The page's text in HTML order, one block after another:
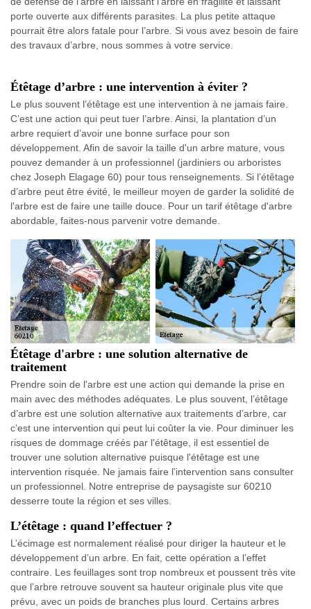
porte ouverte aux différents parasites. La plus petite attaque
pourrait être alors fatale pour l’arbre. Si vous avez besoin de faire
des travaux d’arbre, nous sommes à votre service.
Étêtage d’arbre : une intervention à éviter ?
Le plus souvent l’étêtage est une intervention à ne jamais faire.
C’est une action qui peut tuer l’arbre. Ainsi, la plantation d’un
arbre requiert d’avoir une bonne surface pour son
développement. Afin de savoir la taille d'un arbre mature, vous
pouvez demander à un professionnel (jardiniers ou arboristes
chez Joseph Elagage 60) pour tous renseignements. Si l’étêtage
d’arbre peut être évité, le meilleur moyen de garder la solidité de
l'arbre est de faire une taille douce. Pour un tarif étêtage d'arbre
abordable, faites-nous parvenir votre demande.
Étêtage d'arbre : une solution alternative de
traitement
Prendre soin de l'arbre est une action qui demande la prise en
main avec des méthodes adéquates. Le plus souvent, l’étêtage
d’arbre est une solution alternative aux traitements d’arbre, car
c’est une intervention qui peut lui coûter la vie. Pour diminuer les
risques de dommage créés par l'étêtage, il est essentiel de
trouver une solution alternative puisque l'étêtage est une
intervention risquée. Ne jamais faire l’intervention sans consulter
un professionnel. Notre entreprise de paysagiste sur 60210
desserre toute la région et ses villes.
L’étêtage : quand l’effectuer ?
L’écimage est normalement réalisé pour diriger la hauteur et le
développement d’un arbre. En fait, cette opération a l’effet
contraire. Les feuillages sont trop nombreux et poussent très vite
que l’arbre retrouve souvent sa hauteur originale plus vite que
prévu, avec un poids de branches plus lourd. Certains arbres